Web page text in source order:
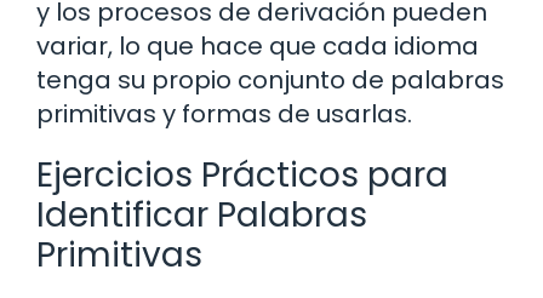
y los procesos de derivación pueden
variar, lo que hace que cada idioma
tenga su propio conjunto de palabras
primitivas y formas de usarlas.
Ejercicios Prácticos para
Identificar Palabras
Primitivas